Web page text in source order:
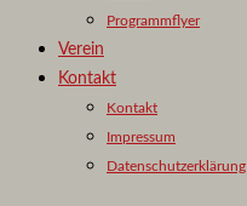
Programmflyer
Verein
Kontakt
Kontakt
Impressum
Datenschutzerklärung